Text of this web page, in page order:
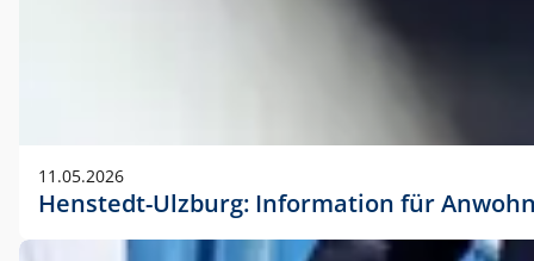
11.05.2026
Henstedt-Ulzburg: Information für